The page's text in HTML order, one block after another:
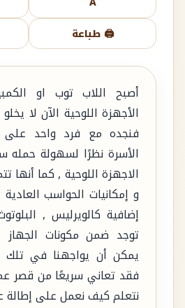
🖨️ طباعة
أصبح اللاب توب او
الأجهزة اللوحية الآن لا
فنجده مع فرد واحد على
الأسرة نظرًا لسهولة حمله
الاجهزة اللوحية , كما أنها
و إمكانيات الحواسب
إضافية كالويرليس ,
توجد ضمن مكونات
يمكن أن يواجهنا في تلك
فقد تعاني سريعًا من قصر
نتعلم كيف نعمل على إطالة